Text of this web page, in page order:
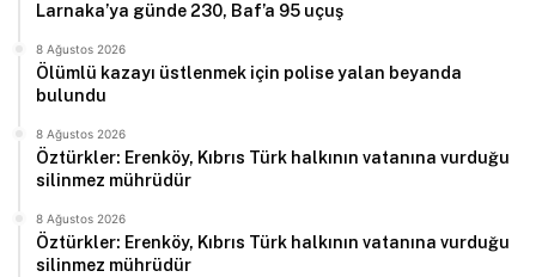
Larnaka’ya günde 230, Baf’a 95 uçuş
8 Ağustos 2026
Ölümlü kazayı üstlenmek için polise yalan beyanda
bulundu
8 Ağustos 2026
Öztürkler: Erenköy, Kıbrıs Türk halkının vatanına vurduğu
silinmez mührüdür
8 Ağustos 2026
Öztürkler: Erenköy, Kıbrıs Türk halkının vatanına vurduğu
silinmez mührüdür